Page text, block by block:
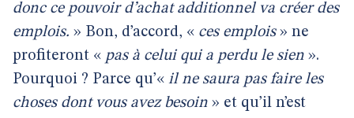
donc ce pouvoir d’achat additionnel va créer des
emplois. » Bon, d’accord, « ces emplois» ne
profiteront « pas à celui qui a perdu le sien ».
Pourquoi ? Parce qu’« il ne saura pas faire les
choses dont vous avez besoin » et qu’il n’est